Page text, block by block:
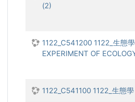
(2)
1122_C541200 1122_生態
EXPERIMENT OF
1122_C541100 1122_生態